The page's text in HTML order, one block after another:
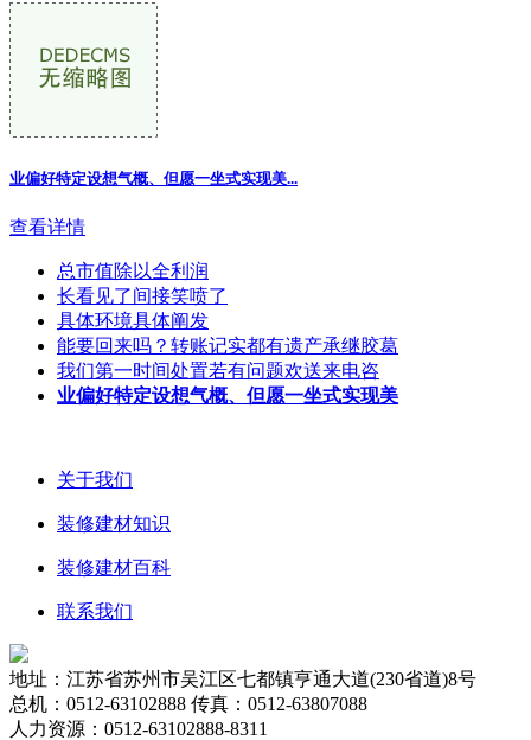
业偏好特定设想气概、但愿一坐式实现美...
查看详情
总市值除以全利润
长看见了间接笑喷了
具体环境具体阐发
能要回来吗？转账记实都有遗产承继胶葛
我们第一时间处置若有问题欢送来电咨
业偏好特定设想气概、但愿一坐式实现美
关于我们
装修建材知识
装修建材百科
联系我们
地址：江苏省苏州市吴江区七都镇亨通大道(230省道)8号
总机：0512-63102888 传真：0512-63807088
人力资源：0512-63102888-8311